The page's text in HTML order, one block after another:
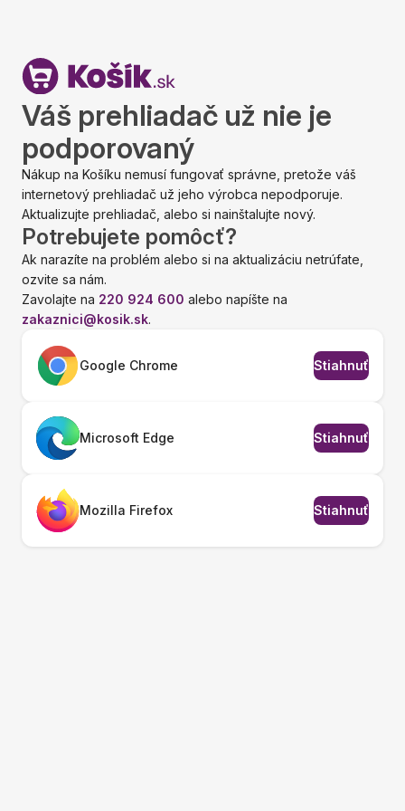
Váš prehliadač už nie je
podporovaný
Nákup na Košíku nemusí fungovať správne, pretože váš
internetový prehliadač už jeho výrobca nepodporuje.
Aktualizujte prehliadač, alebo si nainštalujte nový.
Potrebujete pomôcť?
Ak narazíte na problém alebo si na aktualizáciu netrúfate,
ozvite sa nám.
Zavolajte na 220 924 600 alebo napíšte na
zakaznici@kosik.sk.
Google Chrome Stiahnuť
Microsoft Edge Stiahnuť
Mozilla Firefox Stiahnuť